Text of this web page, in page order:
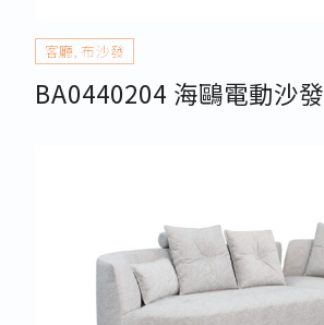
客廳 ,布沙發
BA0440204 海鷗電動沙發